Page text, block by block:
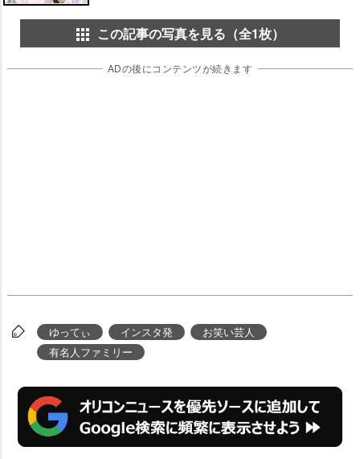
この記事の写真を見る（全1枚）
ADの後にコンテンツが続きます
ゆってぃ インスタ発
お笑い芸人
有名人ファミリー